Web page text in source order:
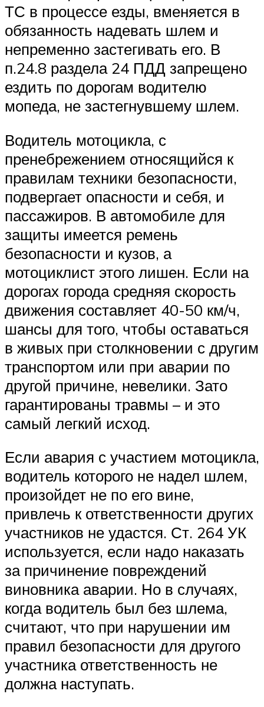
ТС в процессе езды, вменяется в
обязанность надевать шлем и
непременно застегивать его. В
п.24.8 раздела 24 ПДД запрещено
ездить по дорогам водителю
мопеда, не застегнувшему шлем.
Водитель мотоцикла, с
пренебрежением относящийся к
правилам техники безопасности,
подвергает опасности и себя, и
пассажиров. В автомобиле для
защиты имеется ремень
безопасности и кузов, а
мотоциклист этого лишен. Если на
дорогах города средняя скорость
движения составляет 40-50 км/ч,
шансы для того, чтобы оставаться
в живых при столкновении с другим
транспортом или при аварии по
другой причине, невелики. Зато
гарантированы травмы – и это
самый легкий исход.
Если авария с участием мотоцикла,
водитель которого не надел шлем,
произойдет не по его вине,
привлечь к ответственности других
участников не удастся. Ст. 264 УК
используется, если надо наказать
за причинение повреждений
виновника аварии. Но в случаях,
когда водитель был без шлема,
считают, что при нарушении им
правил безопасности для другого
участника ответственность не
должна наступать.